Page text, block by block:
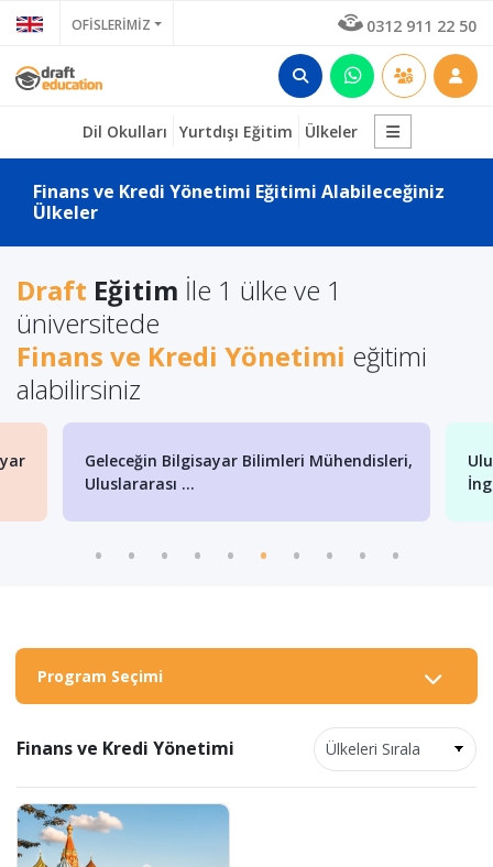
OFİSLERİMİZ 0312 911 22 50
Dil Okulları Yurtdışı Eğitim Ülkeler
Finans ve Kredi Yönetimi Eğitimi Alabileceğiniz
Ülkeler
Draft Eğitim İle 1 ülke ve 1
üniversitede
Finans ve Kredi Yönetimi eğitimi
alabilirsiniz
Geleceğin Bilgisayar Bilimleri Mühendisleri,
Uluslararası ...
Program Seçimi
Finans ve Kredi Yönetimi